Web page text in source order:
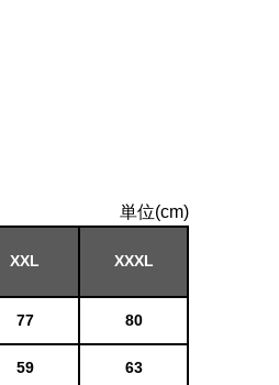
単位(cm)
XXL XXXL
77 80
59 63